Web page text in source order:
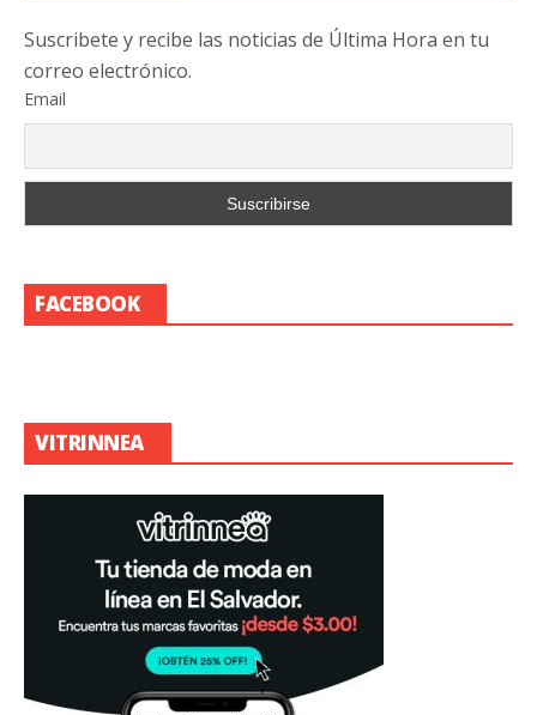
Suscribete y recibe las noticias de Última Hora en tu
correo electrónico.
Email
FACEBOOK
VITRINNEA